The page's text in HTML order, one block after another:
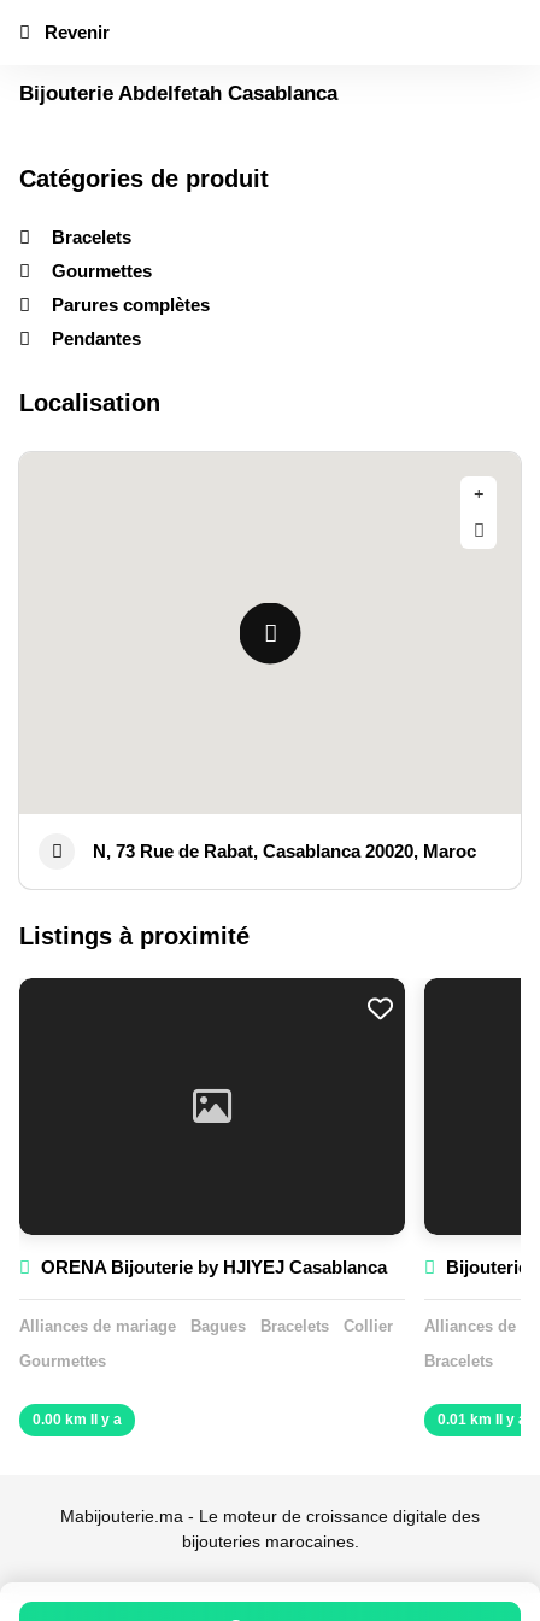
Bijouterie Abdelfetah Casablanca
Catégories de produit
Bracelets
Gourmettes
Parures complètes
Pendantes
Localisation
N, 73 Rue de Rabat, Casablanca 20020, Maroc
Revenir
Listings à proximité
ORENA Bijouterie by HJIYEJ Casablanca
Alliances de mariage Bagues Bracelets
Collier
Gourmettes
0.00 km Il y a
Bijouterie
Alliances de
Bracelets
0.01 km Il y a
Mabijouterie.ma - Le moteur de croissance digitale des
bijouteries marocaines.